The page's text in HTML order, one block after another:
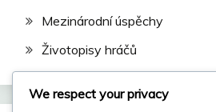
Mezinárodní úspěchy
Životopisy hráčů
We respect your privacy